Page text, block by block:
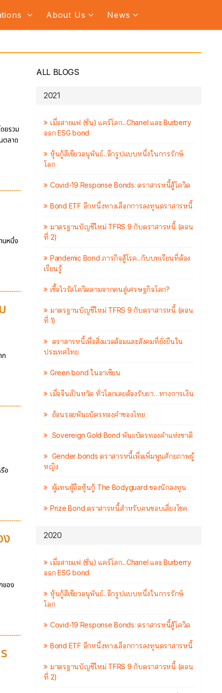
About Us News
ยรวม
ตลาด
นหนึ่ง
ก
อ
ง
ของ
ALL BLOGS
2021
เมื่อสายแฟ (ชั่น) แคร์โลก...Chanel และ Burberry
ออก ESG bond
หุ้นกู้สีเขียวอนุพันธ์...อีกรูปแบบหนึ่งในการรักษ์
โลก
Covid-19 Response Bonds: ตราสารหนี้สู้โควิด
Bond ETF อีกหนึ่งทางเลือกการลงทุนตราสารหนี้
มาตรฐานบัญชีใหม่ TFRS 9 กับตราสารหนี้ (ตอน
ที่ 2)
Pandemic Bond ภารกิจสู้โรค...กับบทเรียนที่ต้อง
เรียนรู้
เชื้อไวรัสโควิดลามจากคนสู่เศรษฐกิจโลก?
มาตรฐานบัญชีใหม่ TFRS 9 กับตราสารหนี้ (ตอน
ที่ 1)
ตราสารหนี้เพื่อสิ่งแวดล้อมและสังคมที่ยั่งยืนใน
ประเทศไทย
Green bond ในอาเซียน
เมื่อจีนเป็นหวัด ทั่วโลกเลยต้องรับยา…ทางการเงิน
ย้อนรอยพันธบัตรทองคำของไทย
Sovereign Gold Bond พันธบัตรทองคำแห่งชาติ
Gender bonds ตราสารหนี้เพื่อเพิ่มพูนศักยภาพผู้
หญิง
ผู้แทนผู้ถือหุ้นกู้ The Bodyguard ของนักลงทุน
Prize Bond ตราสารหนี้สำหรับคนชอบเสี่ยงโชค
2020
เมื่อสายแฟ (ชั่น) แคร์โลก...Chanel และ Burberry
ออก ESG bond
หุ้นกู้สีเขียวอนุพันธ์...อีกรูปแบบหนึ่งในการรักษ์
โลก
Covid-19 Response Bonds: ตราสารหนี้สู้โควิด
Bond ETF อีกหนึ่งทางเลือกการลงทุนตราสารหนี้
มาตรฐานบัญชีใหม่ TFRS 9 กับตราสารหนี้ (ตอน
ที่ 2)